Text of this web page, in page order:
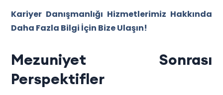
Kariyer Danışmanlığı Hizmetlerimiz Hakkında
Daha Fazla Bilgi İçin Bize Ulaşın!
Mezuniyet Sonrası
Perspektifler